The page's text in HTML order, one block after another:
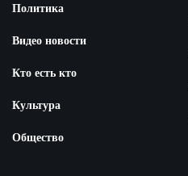
Политика
Видео новости
Кто есть кто
Культура
Общество